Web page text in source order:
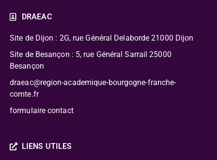
DRAEAC
Site de Dijon : 2G, rue Général Delaborde 21000 Dijon
Site de Besançon : 5, rue Général Sarrail 25000
Besançon
draeac@region-academique-bourgogne-franche-
comte.fr
formulaire contact
LIENS UTILES